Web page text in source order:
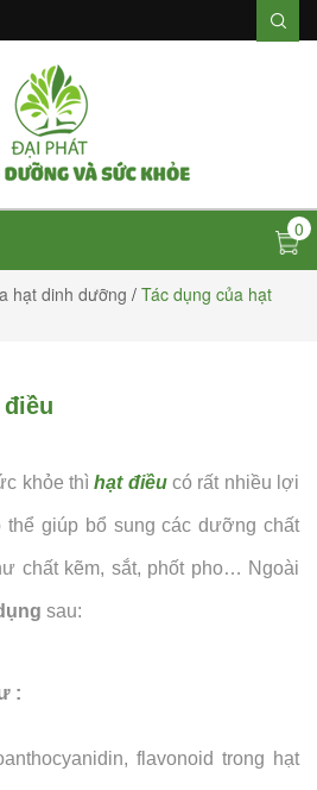
0
hạt dinh dưỡng / Tác dụng của hạt
khỏe thì hạt điều có rất nhiều lợi
giúp bổ sung các dưỡng chất
chất kẽm, sắt, phốt pho… Ngoài
sau:
:
flavonoid trong hạt